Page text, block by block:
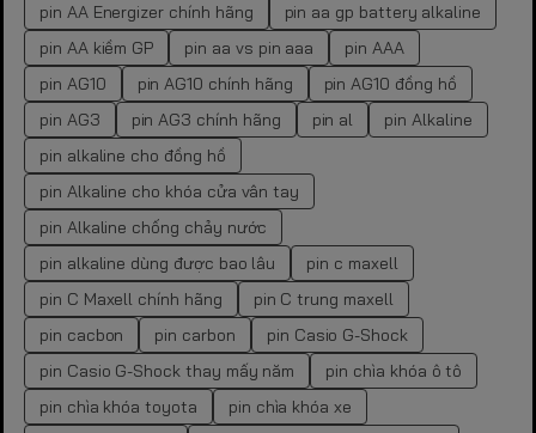
pin AA Energizer chính hãng
pin aa gp battery alkaline
pin AA kiềm GP
pin aa vs pin aaa
pin AAA
pin AG10
pin AG10 chính hãng
pin AG10 đồng hồ
pin AG3
pin AG3 chính hãng pin al
pin Alkaline
pin alkaline cho đồng hồ
pin Alkaline cho khóa cửa vân tay
pin Alkaline chống chảy nước
pin alkaline dùng được bao lâu
pin c maxell
pin C Maxell chính hãng
pin C trung maxell
pin cacbon
pin carbon
pin Casio G-Shock
pin Casio G-Shock thay mấy năm
pin chìa khóa ô tô
pin chìa khóa toyota
pin chìa khóa xe